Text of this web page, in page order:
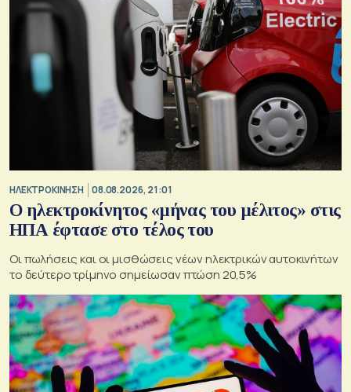
ΗΛΕΚΤΡΟΚΙΝΗΣΗ 08.08.2026, 21:01
Ο ηλεκτροκίνητος «μήνας του μέλιτος» στις
ΗΠΑ έφτασε στο τέλος του
Οι πωλήσεις και οι μισθώσεις νέων ηλεκτρικών αυτοκινήτων
το δεύτερο τρίμηνο σημείωσαν πτώση 20,5%